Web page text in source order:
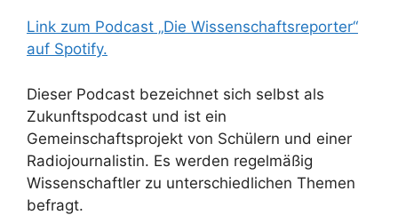
Link zum Podcast „Die Wissenschaftsreporter“
auf Spotify.
Dieser Podcast bezeichnet sich selbst als
Zukunftspodcast und ist ein
Gemeinschaftsprojekt von Schülern und einer
Radiojournalistin. Es werden regelmäßig
Wissenschaftler zu unterschiedlichen Themen
befragt.